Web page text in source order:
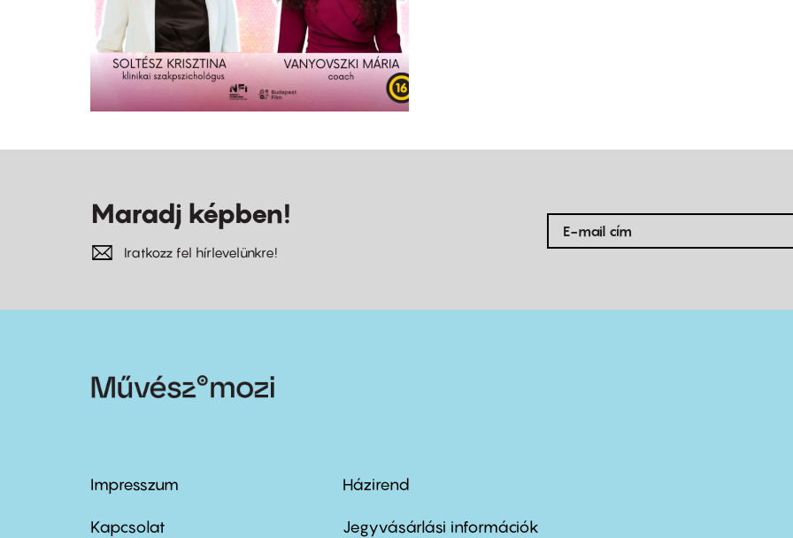
Maradj képben!
Iratkozz fel hírlevelünkre!
Footer
menu
Impresszum
Kapcsolat
Footer
menu
Házirend
Jegyvásárlási információk